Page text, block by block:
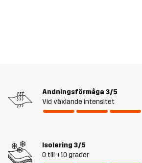
Andningsförmåga 3/5
Vid växlande intensitet
Isolering 3/5
0 till +10 grader